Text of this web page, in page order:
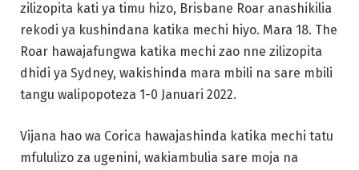
zilizopita kati ya timu hizo, Brisbane Roar anashikilia
rekodi ya kushindana katika mechi hiyo. Mara 18. The
Roar hawajafungwa katika mechi zao nne zilizopita
dhidi ya Sydney, wakishinda mara mbili na sare mbili
tangu walipopoteza 1-0 Januari 2022.
Vijana hao wa Corica hawajashinda katika mechi tatu
mfululizo za ugenini, wakiambulia sare moja na